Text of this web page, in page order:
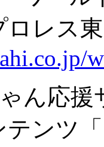
レス
ん応
ンツ